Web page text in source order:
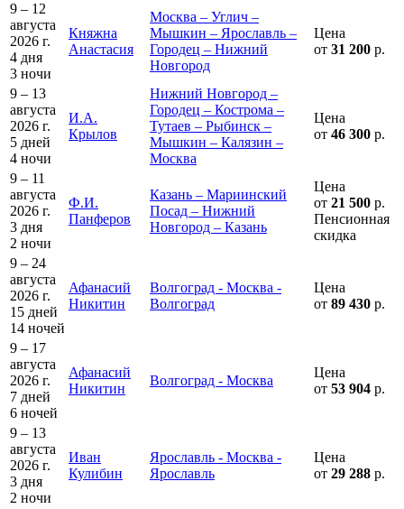
9 – 12
августа
2026 г.
4 дня
3 ночи
Княжна
Анастасия
Москва – Углич –
Мышкин – Ярославль –
Городец – Нижний
Новгород
Цена
от 31 200 р.
9 – 13
августа
2026 г.
5 дней
4 ночи
И.А.
Крылов
Нижний Новгород –
Городец – Кострома –
Тутаев – Рыбинск –
Мышкин – Калязин –
Москва
Цена
от 46 300 р.
9 – 11
августа
2026 г.
3 дня
2 ночи
Ф.И.
Панферов
Казань – Мариинский
Посад – Нижний
Новгород – Казань
Цена
от 21 500 р.
Пенсионная
скидка
9 – 24
августа
2026 г.
15 дней
14 ночей
Афанасий
Никитин
Волгоград - Москва -
Волгоград
Цена
от 89 430 р.
9 – 17
августа
2026 г.
7 дней
6 ночей
Афанасий
Никитин
Волгоград - Москва
Цена
от 53 904 р.
9 – 13
августа
2026 г.
3 дня
2 ночи
Иван
Кулибин
Ярославль - Москва -
Ярославль
Цена
от 29 288 р.